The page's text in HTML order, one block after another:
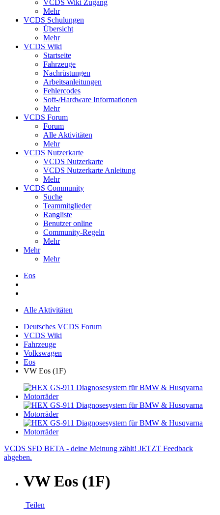
VCDS Wiki Zugang
Mehr
VCDS Schulungen
Übersicht
Mehr
VCDS Wiki
Startseite
Fahrzeuge
Nachrüstungen
Arbeitsanleitungen
Fehlercodes
Soft-/Hardware Informationen
Mehr
VCDS Forum
Forum
Alle Aktivitäten
Mehr
VCDS Nutzerkarte
VCDS Nutzerkarte
VCDS Nutzerkarte Anleitung
Mehr
VCDS Community
Suche
Teammitglieder
Rangliste
Benutzer online
Community-Regeln
Mehr
Mehr
Mehr
Eos
Alle Aktivitäten
Deutsches VCDS Forum
VCDS Wiki
Fahrzeuge
Volkswagen
Eos
VW Eos (1F)
VCDS SFD BETA - deine Meinung zählt! JETZT Feedback
abgeben.
VW Eos (1F)
Teilen